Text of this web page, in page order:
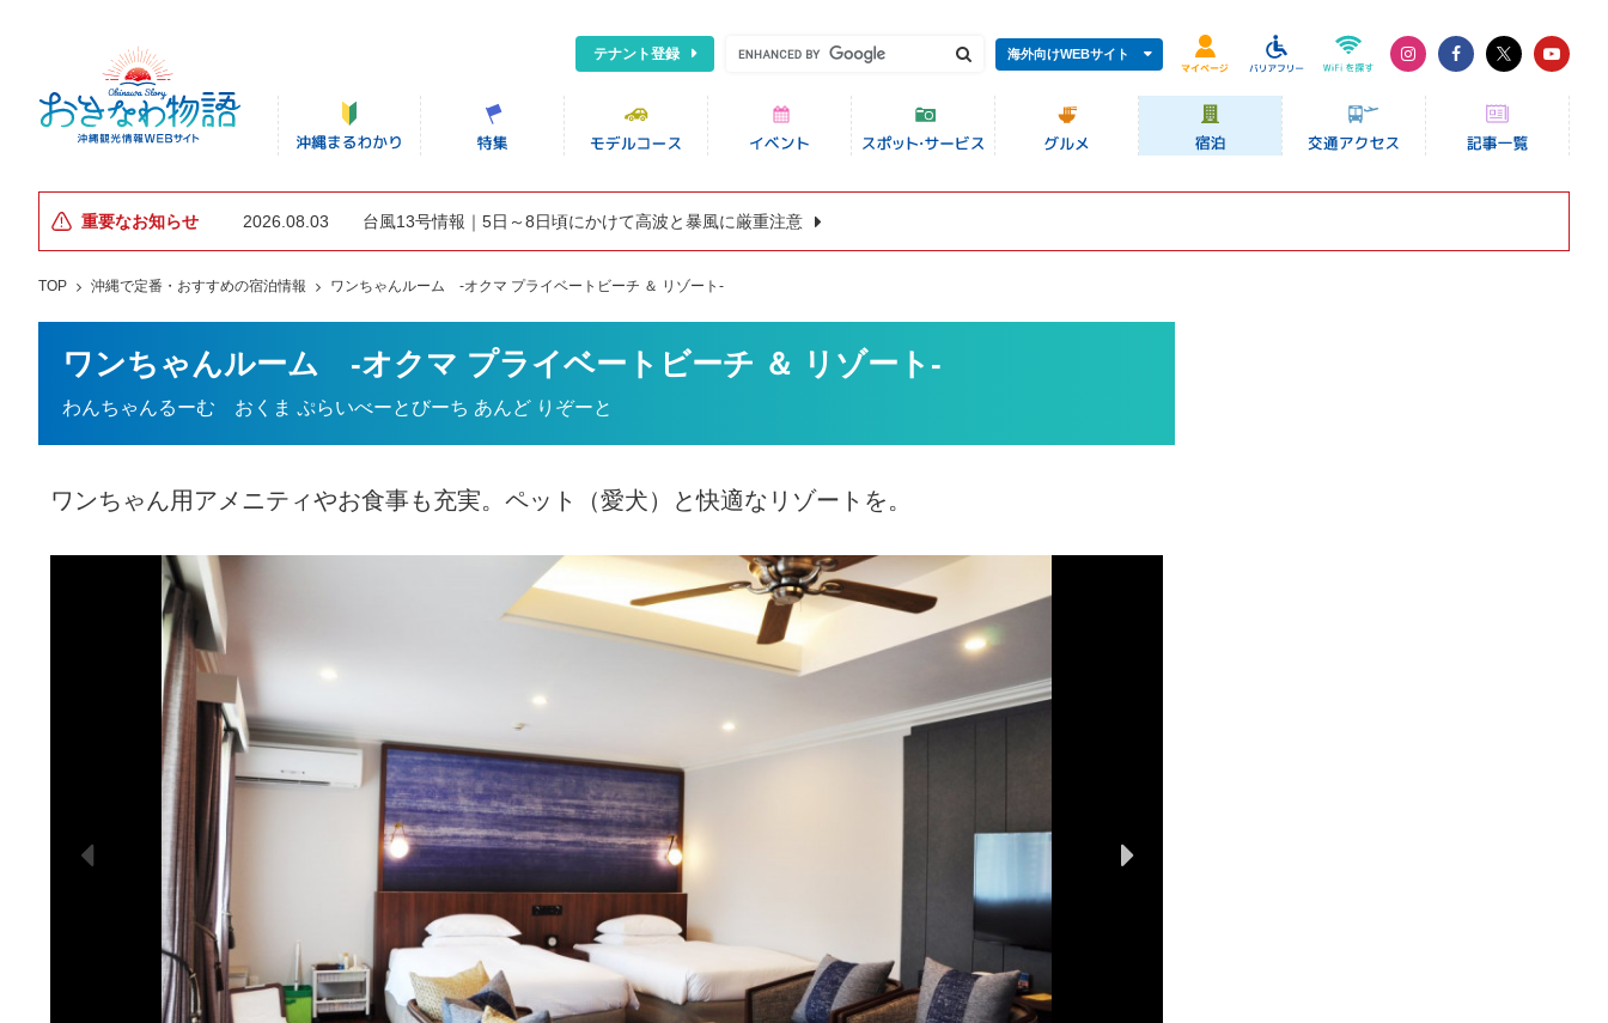
テナント登録 海外向けWEBサイト
重要なお知らせ 2026.08.03 台風13号情報｜5日～8日頃にかけて高波と暴風に厳重注意
TOP 沖縄で定番・おすすめの宿泊情報 ワンちゃんルーム -オクマ プライベートビーチ ＆ リゾート-
ワンちゃんルーム -オクマ プライベートビーチ ＆ リゾート-
わんちゃんるーむ おくま ぷらいべーとびーち あんど りぞーと
ワンちゃん用アメニティやお食事も充実。ペット（愛犬）と快適なリゾートを。